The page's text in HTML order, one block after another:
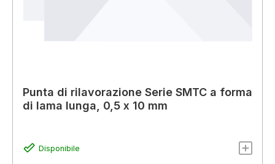
Punta di rilavorazione Serie SMTC a forma
di lama lunga, 0,5 x 10 mm
Disponibile